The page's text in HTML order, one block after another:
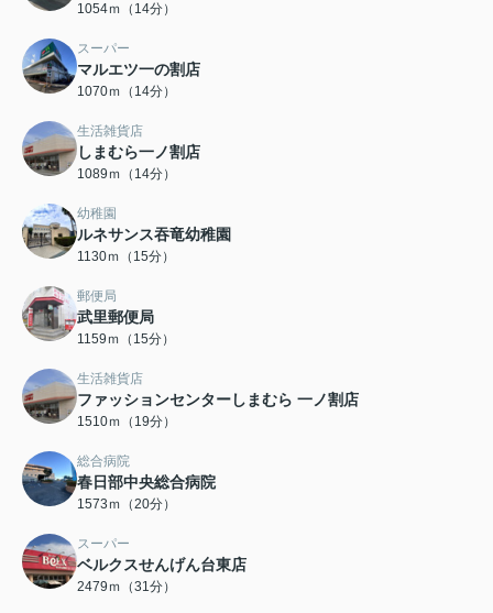
1054ｍ（14分）
スーパー
マルエツ一の割店
1070ｍ（14分）
生活雑貨店
しまむら一ノ割店
1089ｍ（14分）
幼稚園
ルネサンス吞竜幼稚園
1130ｍ（15分）
郵便局
武里郵便局
1159ｍ（15分）
生活雑貨店
ファッションセンターしまむら 一ノ割店
1510ｍ（19分）
総合病院
春日部中央総合病院
1573ｍ（20分）
スーパー
ベルクスせんげん台東店
2479ｍ（31分）